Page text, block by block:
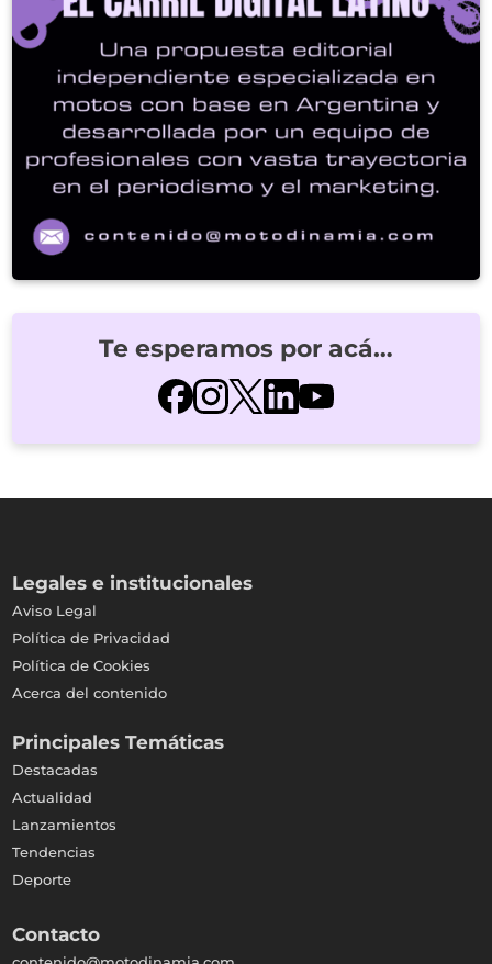
Te esperamos por acá…
Legales e institucionales
Aviso Legal
Política de Privacidad
Política de Cookies
Acerca del contenido
Principales Temáticas
Destacadas
Actualidad
Lanzamientos
Tendencias
Deporte
Contacto